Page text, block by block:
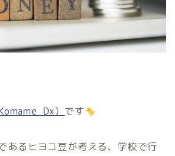
） です
あるヒヨコ豆が考える、学校で行